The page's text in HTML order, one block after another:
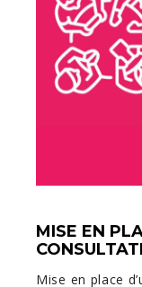
MISE EN
Mise en place